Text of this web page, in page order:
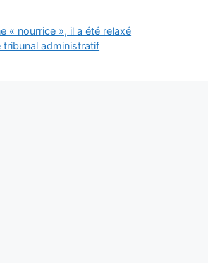
« nourrice », il a été relaxé
tribunal administratif